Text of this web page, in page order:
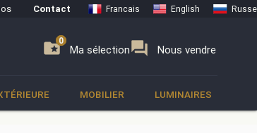
Contact Francais English Russe
folder_special Ma sélection
0 forum Nous vendre
0
MOBILIER LUMINAIRES